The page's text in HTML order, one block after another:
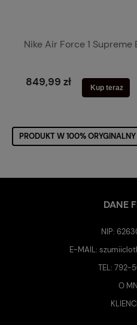
Nike Air Force 1 Supreme
849,99 zł Kup teraz
PRODUKT W 100% ORYGINALNY
DANE
NIP:
E-MAIL:
TEL: 792-
O